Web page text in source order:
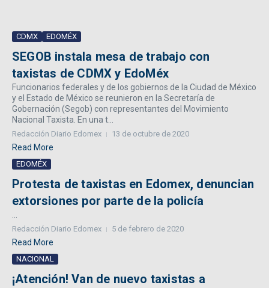
CDMX EDOMÉX
SEGOB instala mesa de trabajo con
taxistas de CDMX y EdoMéx
Funcionarios federales y de los gobiernos de la Ciudad de México
y el Estado de México se reunieron en la Secretaría de
Gobernación (Segob) con representantes del Movimiento
Nacional Taxista. En una t...
Redacción Diario Edomex 13 de octubre de 2020
Read More
EDOMÉX
Protesta de taxistas en Edomex, denuncian
extorsiones por parte de la policía
...
Redacción Diario Edomex 5 de febrero de 2020
Read More
NACIONAL
¡Atención! Van de nuevo taxistas a